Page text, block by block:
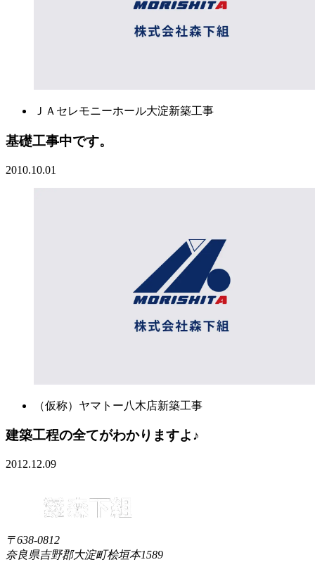
ＪＡセレモニーホール大淀新築工事
基礎工事中です。
2010.10.01
（仮称）ヤマトー八木店新築工事
建築工程の全てがわかりますよ♪
2012.12.09
〒638-0812
奈良県吉野郡大淀町桧垣本1589